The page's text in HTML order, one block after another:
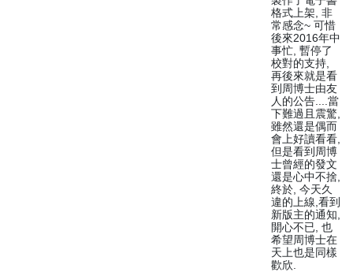
格式上架, 非
常感念~ 可惜
後來2016年中
事忙, 暫停了
校對的支持,
再後來就是看
到周博士由友
人的公告....當
下難過且震驚,
雖然還是偶而
會上好讀看看,
但是看到周博
士曾經的發文
還是心中不捨,
終於, 今天久
違的上線,看到
新版主的通知,
開心不已, 也
希望周博士在
天上也是同樣
歡欣.